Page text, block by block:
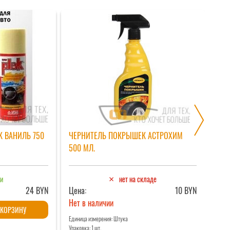
ВАНИЛЬ 750
24 BYN
ЧЕРНИТЕЛЬ ПОКРЫШЕК АСТРОХИМ
500 МЛ.
нет на складе
Цена:
10 BYN
Нет в наличии
Единица измерения: Штука
Упаковка: 1 шт.